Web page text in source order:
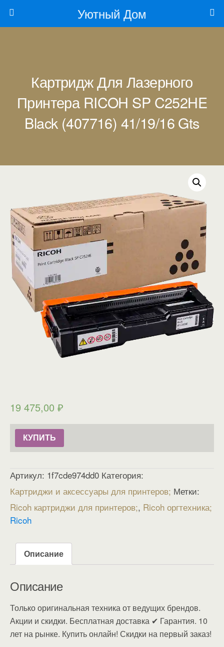
Уютный Дом
Картридж Для Лазерного
Принтера RICOH SP C252HE
Black (407716) 41/19/16 Gts
19 475,00 ₽
КУПИТЬ
Артикул: 1f7cde974dd0 Категория:
Картриджи и аксессуары для принтеров Метки:
Ricoh картриджи для принтеров , Ricoh оргтехника
Ricoh
Описание
Описание
Только оригинальная техника от ведущих брендов.
Акции и скидки. Бесплатная доставка ✔ Гарантия. 10
лет на рынке. Купить онлайн! Скидки на первый заказ!